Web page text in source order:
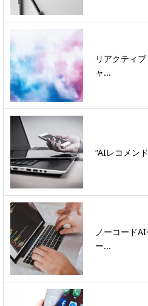
リアクティ
ャ...
“AIレコメン
ノーコード
ー...